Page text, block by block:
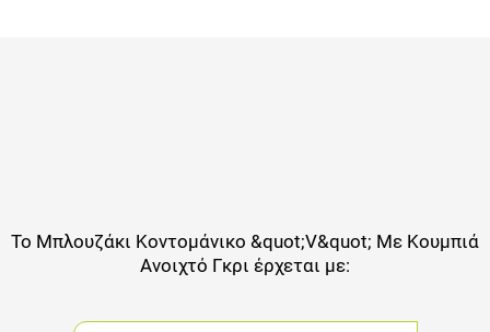
Το Μπλουζάκι Κοντομάνικο &quot;V&quot; Με Κουμπιά
Ανοιχτό Γκρι έρχεται με: